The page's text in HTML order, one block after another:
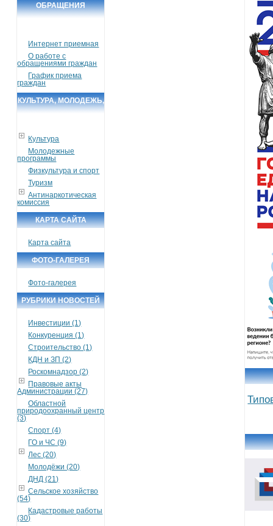
ОБРАЩЕНИЯ
Интернет приемная
О работе с
обращениями граждан
График приема
граждан
КУЛЬТУРА, МОЛОДЕЖЬ,
Культура
Молодежные
программы
Физкультура и спорт
Туризм
Антинаркотическая
комиссия
КАРТА САЙТА
Карта сайта
ФОТО-ГАЛЕРЕЯ
Фото-галерея
РУБРИКИ НОВОСТЕЙ
Инвестиции (1)
Конкуренция (1)
Строительство (1)
КДН и ЗП (2)
Роскомнадзор (2)
Правовые акты
Администрации (27)
Областной
природоохранный центр
(3)
Спорт (4)
ГО и ЧС (9)
Лес (20)
Молодёжи (20)
ДНД (21)
Сельское хозяйство
(54)
Кадастровые работы
(30)